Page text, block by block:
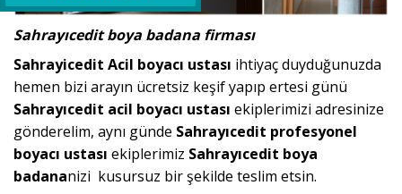
Sahrayıcedit boya badana firması
Sahrayicedit Acil boyacı ustası ihtiyaç duyduğunuzda
hemen bizi arayın ücretsiz keşif yapıp ertesi günü
Sahrayıcedit acil boyacı ustası ekiplerimizi adresinize
gönderelim, aynı günde Sahrayıcedit profesyonel
boyacı ustası ekiplerimiz Sahrayıcedit boya
badananizi kusursuz bir şekilde teslim etsin.